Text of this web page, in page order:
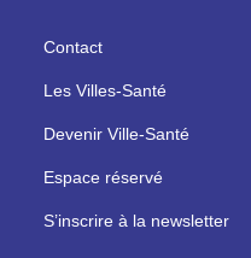
Contact
Les Villes-Santé
Devenir Ville-Santé
Espace réservé
S’inscrire à la newsletter